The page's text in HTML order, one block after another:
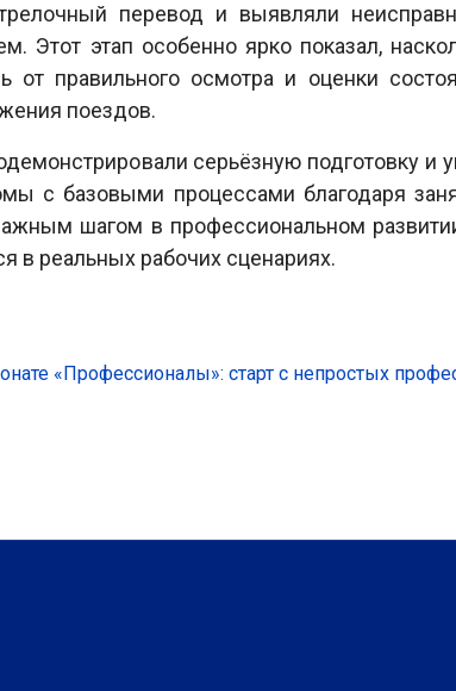
перевод и выявляли
Этот этап особенно ярко показал,
от правильного осмотра и оценки
поездов.
серьёзную подготовку и
с базовыми процессами благодаря
шагом в профессиональном
в реальных рабочих сценариях.
«Профессионалы»: старт с непростых
конкурсанты демонстрируют
этапе чемпионата «Профессионалы»: